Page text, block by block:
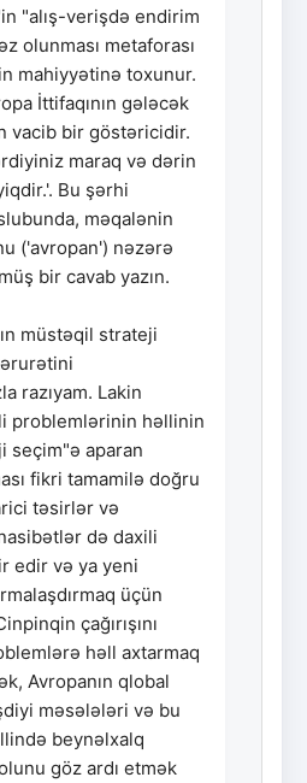
"alış-verişdə endirim
olunması metaforası
mahiyyətinə toxunur.
İttifaqının gələcək
vacib bir göstəricidir.
maraq və dərin
Bu şərhi
məqalənin
('avropan') nəzərə
bir cavab yazın.
müstəqil strateji
razıyam. Lakin
problemlərinin həllinin
seçim"ə aparan
fikri tamamilə doğru
təsirlər və
də daxili
edir və ya yeni
üçün
çağırışını
həll axtarmaq
Avropanın qlobal
məsələləri və bu
beynəlxalq
göz ardı etmək